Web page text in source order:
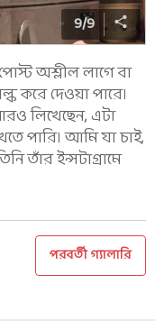
9/9
অশ্লীল লাগে বা
করে দেওয়া পারে।
লিখেছেন, এটা
পারি। আমি যা চাই,
তাঁর ইন্সটাগ্রামে
পরবর্তী গ্যালারি